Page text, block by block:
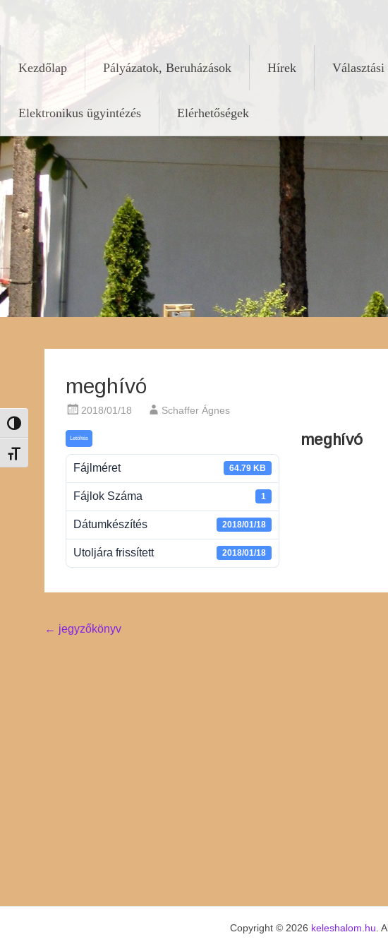
Nagy kontraszt váltása
Betűméret váltása
Kezdőlap Pályázatok, Beruházások Hírek
Elektronikus ügyintézés Elérhetőségek
meghívó
2018/01/18 Schaffer Ágnes
Letöltés
Fájlméret 64.79 KB
Fájlok Száma 1
Dátumkészítés 2018/01/18
Utoljára frissített 2018/01/18
meghívó
Post
← jegyzőkönyv
Copyright © 2026 keleshalom.hu .